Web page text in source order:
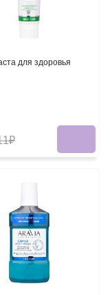
для здоровья